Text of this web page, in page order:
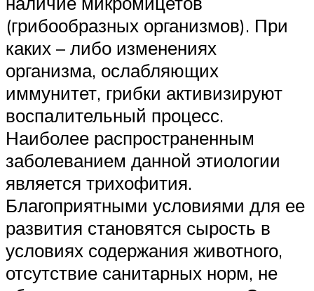
(грибообразных организмов). При
каких – либо изменениях
организма, ослабляющих
иммунитет, грибки активизируют
воспалительный процесс.
Наиболее распространенным
заболеванием данной этиологии
является трихофития.
Благоприятными условиями для ее
развития становятся сырость в
условиях содержания животного,
отсутствие санитарных норм, не